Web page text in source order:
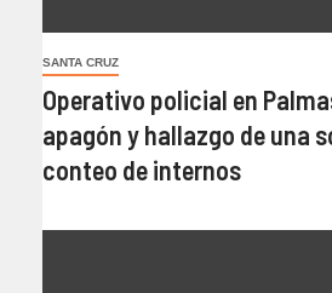
SANTA CRUZ
Operativo policial en
apagón y hallazgo de una
conteo de internos